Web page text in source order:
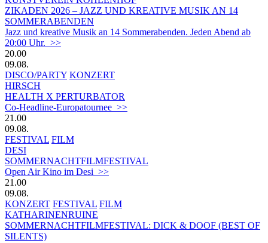
ZIKADEN 2026 – JAZZ UND KREATIVE MUSIK AN 14
SOMMERABENDEN
Jazz und kreative Musik an 14 Sommerabenden. Jeden Abend ab
20:00 Uhr. >>
20.00
09.08.
DISCO/PARTY KONZERT
HIRSCH
HEALTH X PERTURBATOR
Co-Headline-Europatournee >>
21.00
09.08.
FESTIVAL FILM
DESI
SOMMERNACHTFILMFESTIVAL
Open Air Kino im Desi >>
21.00
09.08.
KONZERT FESTIVAL FILM
KATHARINENRUINE
SOMMERNACHTFILMFESTIVAL: DICK & DOOF (BEST OF
SILENTS)